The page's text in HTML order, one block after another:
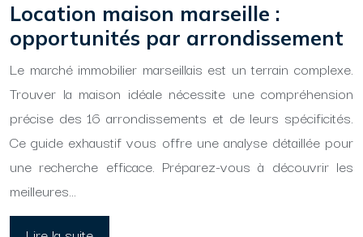
Location maison marseille :
opportunités par arrondissement
Le marché immobilier marseillais est un terrain complexe.
Trouver la maison idéale nécessite une compréhension
précise des 16 arrondissements et de leurs spécificités.
Ce guide exhaustif vous offre une analyse détaillée pour
une recherche efficace. Préparez-vous à découvrir les
meilleures…